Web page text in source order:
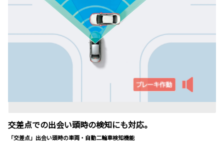
交差点での出会い頭時の検知にも対応。
「交差点」出会い頭時の車両・自動二輪車検知機能